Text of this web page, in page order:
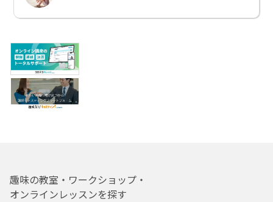
趣味の教室・ワークショップ・
オンラインレッスンを探す